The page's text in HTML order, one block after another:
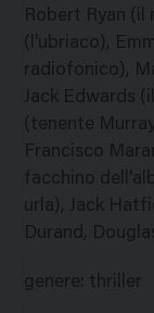
Robert Ryan (il
(l'ubriaco),
radiofonico),
Jack Edwards
(tenente
Francisco
facchino
urla), Jack
Durand,
genere: thriller